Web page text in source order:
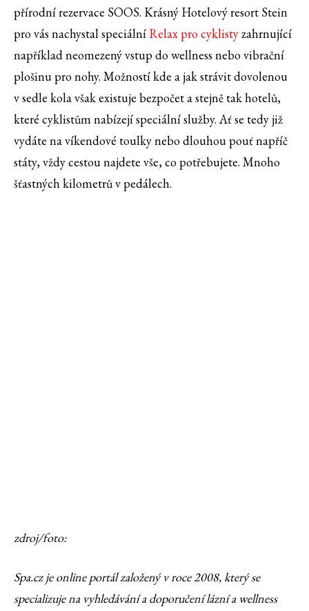
přírodní rezervace SOOS. Krásný Hotelový resort Stein
pro vás nachystal speciální Relax pro cyklistyzahrnující
například neomezený vstup do wellness nebo vibrační
plošinu pro nohy. Možností kde a jak strávit dovolenou
v sedle kola však existuje bezpočet a stejně tak hotelů,
které cyklistům nabízejí speciální služby. Ať se tedy již
vydáte na víkendové toulky nebo dlouhou pouť napříč
státy, vždy cestou najdete vše, co potřebujete. Mnoho
šťastných kilometrů v pedálech.
zdroj/foto:
Spa.cz je online portál založený v roce 2008, který se
specializuje na vyhledávání a doporučení lázní a wellness